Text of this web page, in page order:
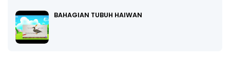
BAHAGIAN TUBUH HAIWAN